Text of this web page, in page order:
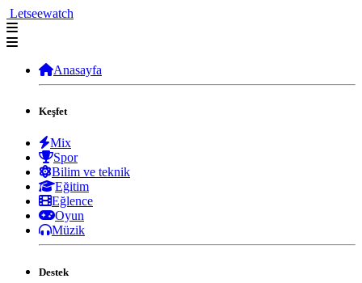
Letseewatch
Anasayfa
Keşfet
Mix
Spor
Bilim ve teknik
Eğitim
Eğlence
Oyun
Müzik
Destek